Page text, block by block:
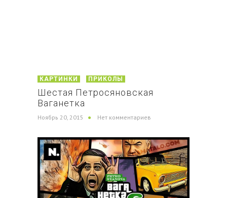
КАРТИНКИ ПРИКОЛЫ
Шестая Петросяновская
Ваганетка
Ноябрь 20, 2015 Нет комментариев